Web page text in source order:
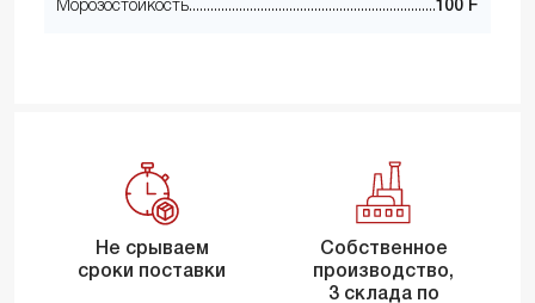
Морозостойкость 100 F
Не срываем
сроки поставки
Собственное
производство,
3 склада по